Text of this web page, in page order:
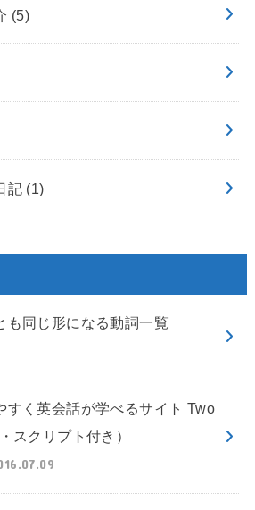
(5)
記 (1)
も同じ形になる動詞一覧
すく英会話が学べるサイト Two
スクリプト付き）